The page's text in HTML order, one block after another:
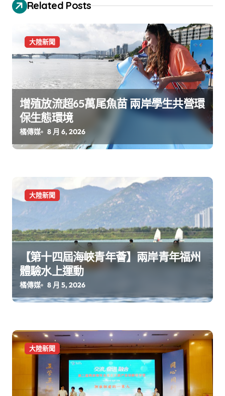
Related Posts
大陸新聞
增殖放流超65萬尾魚苗 兩岸學生共營環
保生態環境
橘傳媒 8 月 6, 2026
大陸新聞
【第十四屆海峽青年薈】兩岸青年福州
體驗水上運動
橘傳媒 8 月 5, 2026
大陸新聞